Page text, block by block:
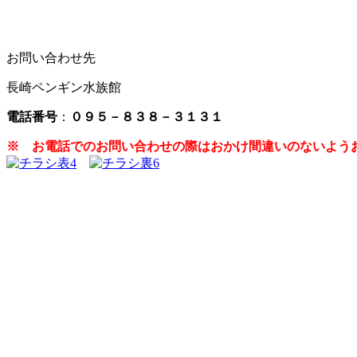
お問い合わせ先
長崎ペンギン水族館
電話番号 ： ０９５－８３８－３１３１
※ お電話でのお問い合わせの際はおかけ間違いのないよう